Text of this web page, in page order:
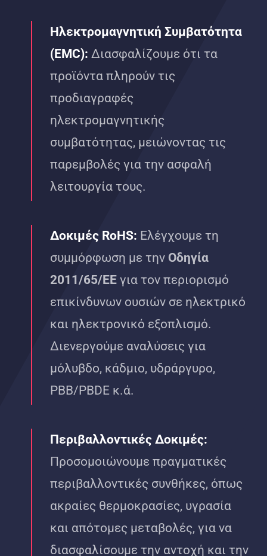
Ηλεκτρομαγνητική Συμβατότητα
(EMC):Διασφαλίζουμε ότι τα
προϊόντα πληρούν τις
προδιαγραφές
ηλεκτρομαγνητικής
συμβατότητας, μειώνοντας τις
παρεμβολές για την ασφαλή
λειτουργία τους.
Δοκιμές RoHS: Ελέγχουμε τη
συμμόρφωση με την Οδηγία
2011/65/ΕΕ για τον περιορισμό
επικίνδυνων ουσιών σε ηλεκτρικό
και ηλεκτρονικό εξοπλισμό.
Διενεργούμε αναλύσεις για
μόλυβδο, κάδμιο, υδράργυρο,
PBB/PBDE κ.ά.
Περιβαλλοντικές Δοκιμές:
Προσομοιώνουμε πραγματικές
περιβαλλοντικές συνθήκες, όπως
ακραίες θερμοκρασίες, υγρασία
και απότομες μεταβολές, για να
διασφαλίσουμε την αντοχή και την